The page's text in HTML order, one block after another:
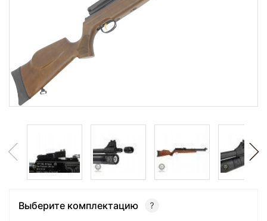
Выберите комплектацию